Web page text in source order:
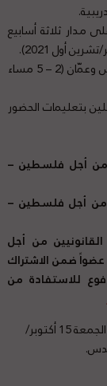
مدار ثلاثة أسابيع
من الساعة 4 – 7 مساء بتوقيت القدس وعمّان (2 – 5 مساء
بتعليمات الحضور
من أجل فلسطين –
من أجل فلسطين –
من أجل
ضمن الاشتراك
للاستفادة من
مساء يوم الجمعة 15 أكتوبر/